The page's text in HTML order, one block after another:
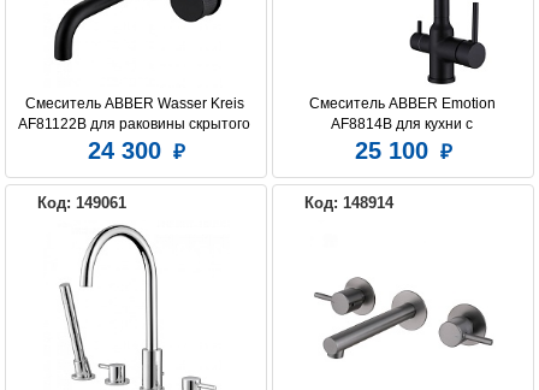
Смеситель ABBER Wasser Kreis
AF81122B для раковины скрытого
монтажа, черный матовый
24 300
Смеситель ABBER Emotion
AF8814B для кухни с
подключением фильтра и
матовый
25 100
Код: 149061 Код: 148914